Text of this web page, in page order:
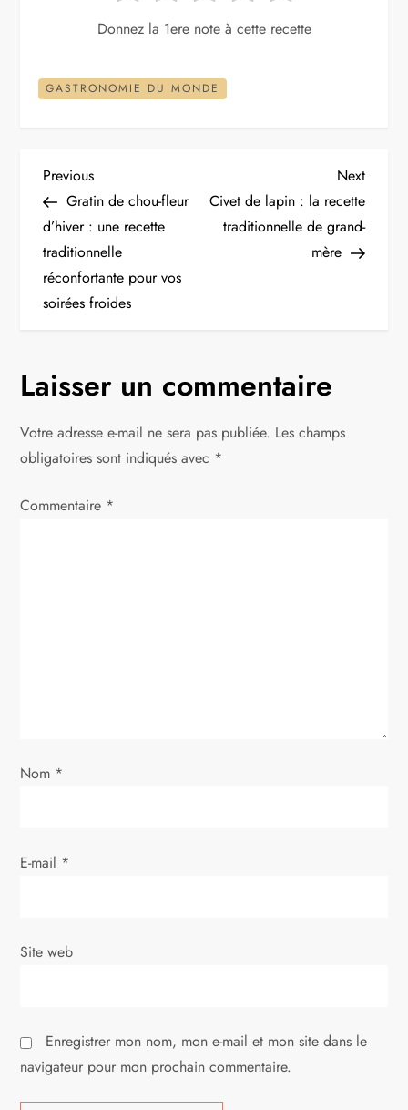
Donnez la 1ere note à cette recette
GASTRONOMIE DU MONDE
N
a
v
i
a
t
a
t
c
e
Previous
Post
Previous
Gratin de chou-fleur
d’hiver : une recette
traditionnelle
réconfortante pour vos
soirées froides
Next
Post
Next
Civet de lapin : la recette
traditionnelle de grand-
mère
Laisser un commentaire
Votre adresse e-mail ne sera pas publiée. Les champs
obligatoires sont indiqués avec *
Commentaire *
Nom *
E-mail *
Site web
Enregistrer mon nom, mon e-mail et mon site dans le
navigateur pour mon prochain commentaire.